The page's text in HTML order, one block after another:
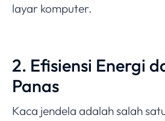
layar komputer.
2. Efisiensi Energi
Panas
Kaca jendela adalah salah